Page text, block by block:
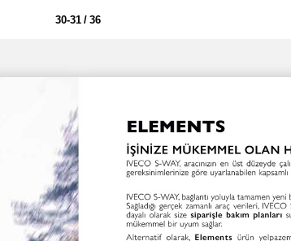
30-31 / 36